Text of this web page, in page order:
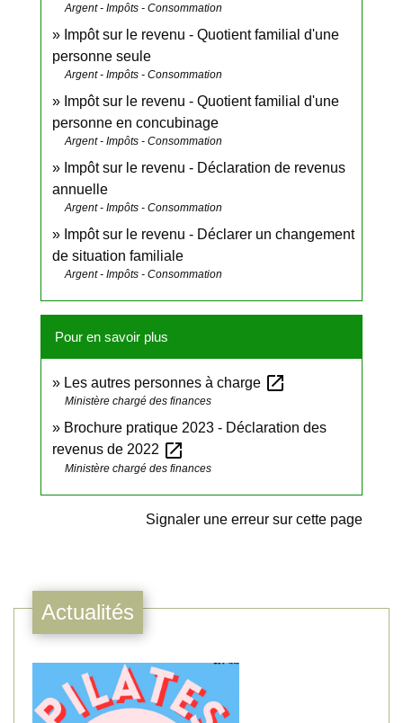
Argent - Impôts - Consommation
Impôt sur le revenu - Quotient familial d'une
personne seule
Argent - Impôts - Consommation
Impôt sur le revenu - Quotient familial d'une
personne en concubinage
Argent - Impôts - Consommation
Impôt sur le revenu - Déclaration de revenus
annuelle
Argent - Impôts - Consommation
Impôt sur le revenu - Déclarer un changement
de situation familiale
Argent - Impôts - Consommation
Pour en savoir plus
Les autres personnes à charge open_in_new
Ministère chargé des finances
Brochure pratique 2023 - Déclaration des
revenus de 2022 open_in_new
Ministère chargé des finances
Signaler une erreur sur cette page
Actualités